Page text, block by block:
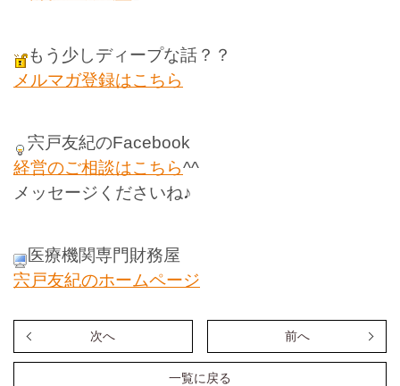
もう少しディープな話？？
メルマガ登録はこちら
宍戸友紀のFacebook
経営のご相談はこちら^^
メッセージくださいね♪
医療機関専門財務屋
宍戸友紀のホームページ
次へ 前へ
一覧に戻る